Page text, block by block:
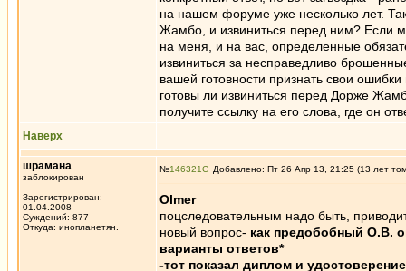
на нашем форуме уже несколько лет.
Жамбо, и извиниться перед ним? Если
на меня, и на вас, определенные
извиниться за несправедливо
вашей готовности признать свои
готовы ли извиниться перед Дорже
получите ссылку на его слова, где он
Наверх
шрамана
заблокирован
Зарегистрирован:
01.04.2008
Суждений: 877
Откуда: инопланетян.
№146321 Добавлено: Пт 26 Апр 13, 21:25 (13 лет
Olmer
поцследовательным надо быть,
новый вопрос- как предобобный О.В.
варианты ответов*
-тот показал диплом и